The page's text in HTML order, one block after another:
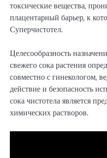
токсические вещества,
плацентарный барьер, к
Суперчистотел.
Целесообразность
свежего сока растения
совместно с гинекологом,
действие и безопасность
сока чистотела является
химических растворов.